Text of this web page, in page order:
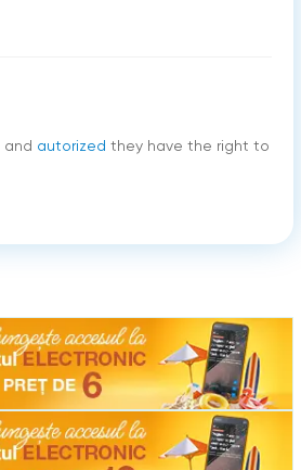
and autorized they have the right to